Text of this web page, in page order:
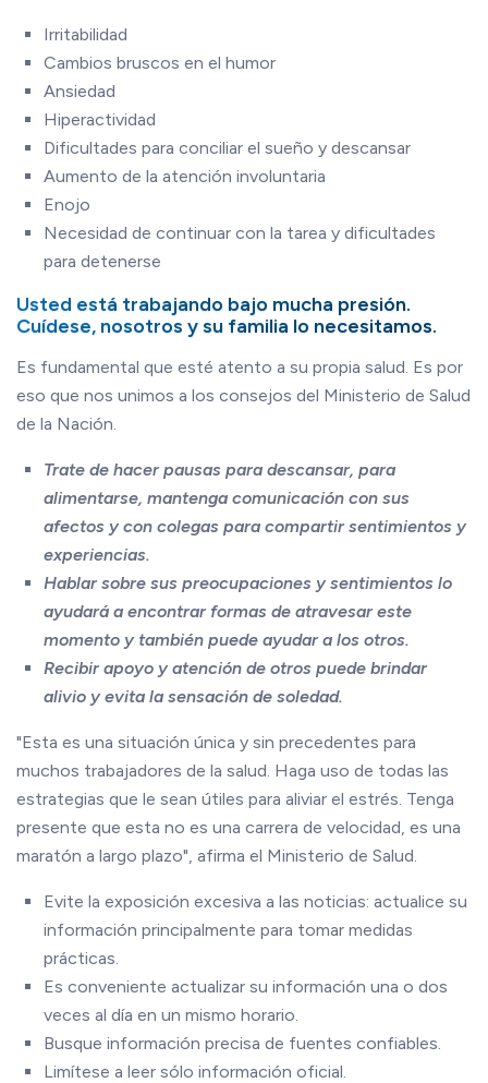
Irritabilidad
Cambios bruscos en el humor
Ansiedad
Hiperactividad
Dificultades para conciliar el sueño y descansar
Aumento de la atención involuntaria
Enojo
Necesidad de continuar con la tarea y dificultades
para detenerse
Usted está trabajando bajo mucha presión.
Cuídese, nosotros y su familia lo necesitamos.
Es fundamental que esté atento a su propia salud. Es por
eso que nos unimos a los consejos del Ministerio de Salud
de la Nación.
Trate de hacer pausas para descansar, para
alimentarse, mantenga comunicación con sus
afectos y con colegas para compartir sentimientos y
experiencias.
Hablar sobre sus preocupaciones y sentimientos lo
ayudará a encontrar formas de atravesar este
momento y también puede ayudar a los otros.
Recibir apoyo y atención de otros puede brindar
alivio y evita la sensación de soledad.
"Esta es una situación única y sin precedentes para
muchos trabajadores de la salud. Haga uso de todas las
estrategias que le sean útiles para aliviar el estrés. Tenga
presente que esta no es una carrera de velocidad, es una
maratón a largo plazo", afirma el Ministerio de Salud.
Evite la exposición excesiva a las noticias: actualice su
información principalmente para tomar medidas
prácticas.
Es conveniente actualizar su información una o dos
veces al día en un mismo horario.
Busque información precisa de fuentes confiables.
Limítese a leer sólo información oficial.